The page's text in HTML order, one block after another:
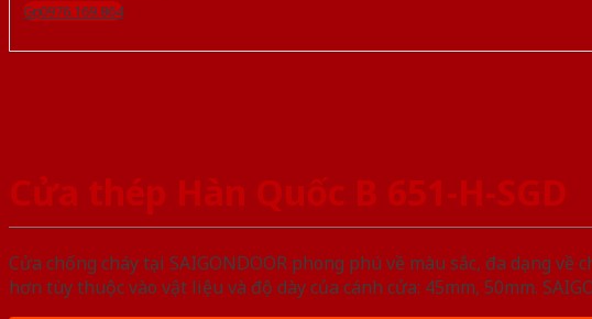
Gọi 0976.169.864
Cửa thép Hàn Quốc B 651-H-SGD
Cửa chống cháy tại SAIGONDOOR phong phú về màu sắc, đa dạng
hơn tùy thuộc vào vật liệu và độ dày của cánh cửa: 45mm, 50mm.